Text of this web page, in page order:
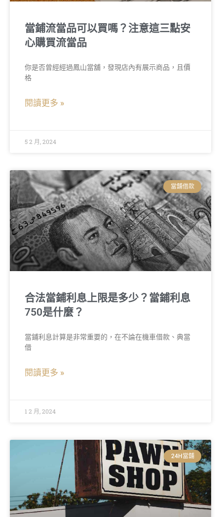
當鋪流當品可以買嗎？注意這三點安
心購買流當品
你是否曾經經過鳳山當舖，發現店內有展示商品，且價
格
閱讀更多 »
5 2 月, 2024
當舖借款
合法當鋪利息上限是多少？當鋪利息
750是什麼？
當鋪利息計算是非常重要的，在不論在機車借款、典當
借
閱讀更多 »
1 2 月, 2024
24H當舖